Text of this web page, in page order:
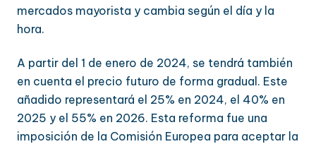
mercados mayorista y cambia según el día y la
hora.
A partir del 1 de enero de 2024, se tendrá también
en cuenta el precio futuro de forma gradual. Este
añadido representará el 25% en 2024, el 40% en
2025 y el 55% en 2026. Esta reforma fue una
imposición de la Comisión Europea para aceptar la